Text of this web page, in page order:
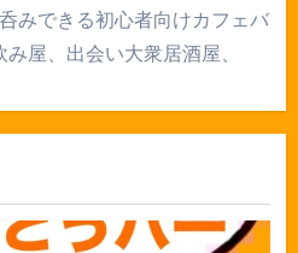
みできる初心者向けカフェバ
屋、出会い大衆居酒屋、